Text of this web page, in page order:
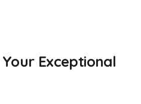
Exceptional